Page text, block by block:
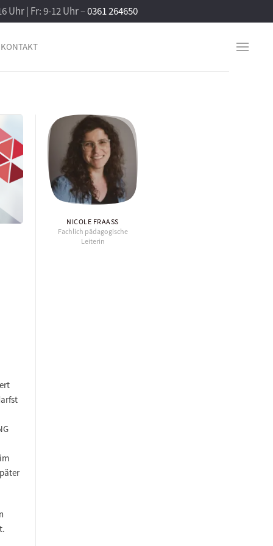
Uhr | Fr: 9-12 Uhr –0361 264650
KONTAKT
NICOLE FRAASS
Fachlich pädagogische
Leiterin